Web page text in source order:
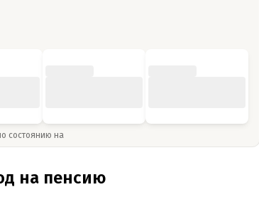
состоянию на
на пенсию